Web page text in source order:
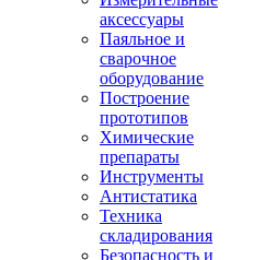
аксессуары
Паяльное и
сварочное
оборудование
Построение
прототипов
Химические
препараты
Инструменты
Aнтистатика
Техника
складирования
Безопасность и